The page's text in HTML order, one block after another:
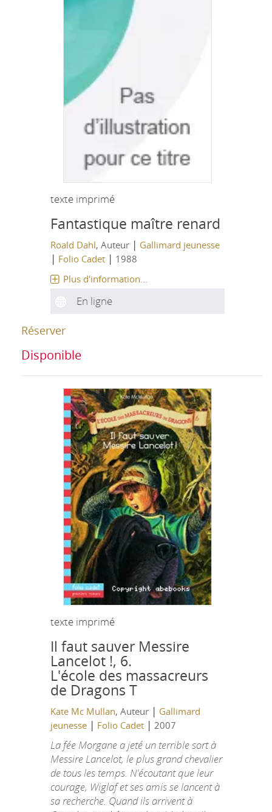
texte imprimé
Fantastique maître renard
Roald Dahl, Auteur | Gallimard jeunesse
| Folio Cadet| 1988
Plus d'information...
En ligne
Réserver
Disponible
texte imprimé
Il faut sauver Messire
Lancelot !, 6.
L'école des massacreurs
de Dragons T
Kate Mc Mullan, Auteur | Gallimard
jeunesse| Folio Cadet| 2007
La fée Morgane a jeté un terrible sort à
Messire Lancelot, le plus grand chevalier
de tous les temps. N'écoutant que leur
courage, Wiglaf et ses amis se lancent à
sa recherche. Quand ils arrivent à